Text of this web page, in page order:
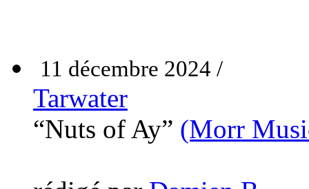
11 décembre 2024 /
Tarwater
“Nuts of Ay” (Morr